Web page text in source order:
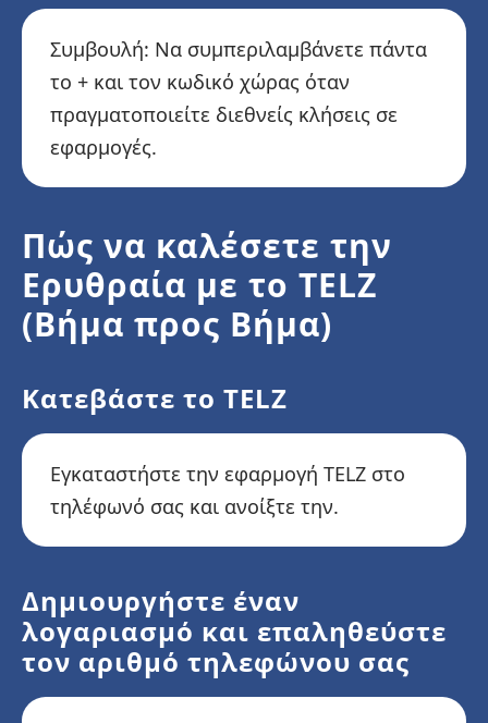
Συμβουλή: Να συμπεριλαμβάνετε πάντα
το + και τον κωδικό χώρας όταν
πραγματοποιείτε διεθνείς κλήσεις σε
εφαρμογές.
Πώς να καλέσετε την
Ερυθραία με το TELZ
(Βήμα προς Βήμα)
Κατεβάστε το TELZ
Εγκαταστήστε την εφαρμογή TELZ στο
τηλέφωνό σας και ανοίξτε την.
Δημιουργήστε έναν
λογαριασμό και επαληθεύστε
τον αριθμό τηλεφώνου σας